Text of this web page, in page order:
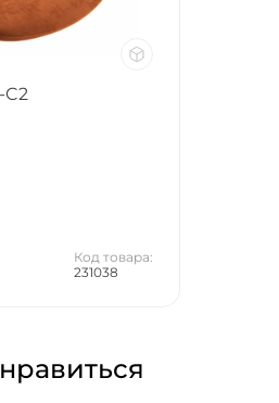
C2
Код товара:
231038